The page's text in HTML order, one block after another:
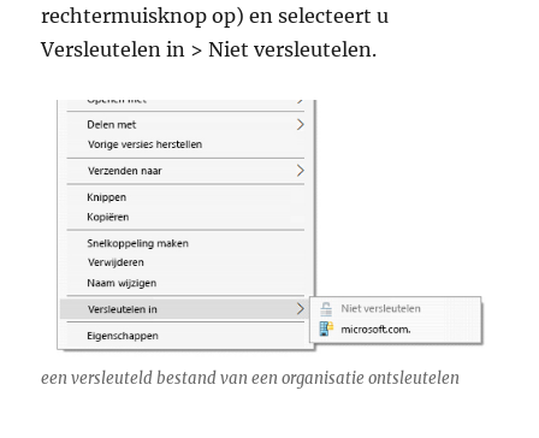
rechtermuisknop op) en selecteert u
Versleutelen in > Niet versleutelen.
een versleuteld bestand van een organisatie ontsleutelen